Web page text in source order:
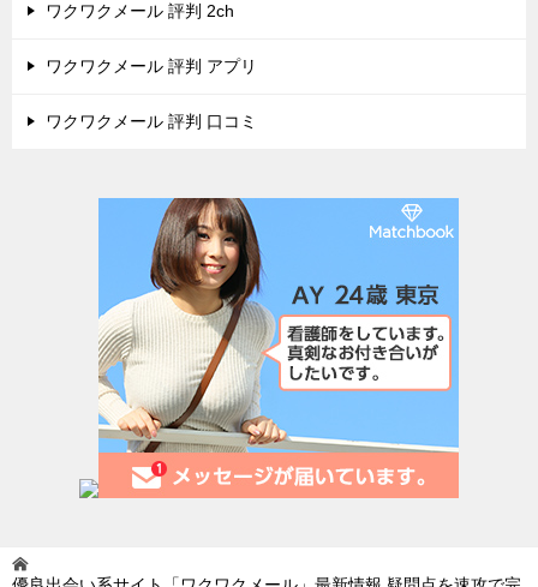
ワクワクメール 評判 2ch
ワクワクメール 評判 アプリ
ワクワクメール 評判 口コミ